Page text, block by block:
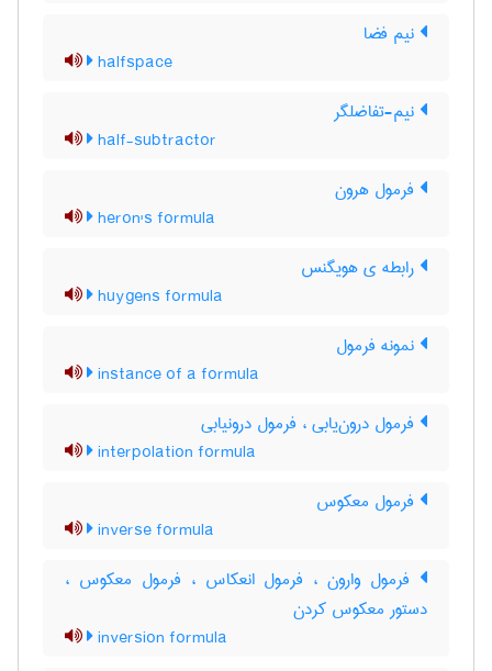
نیم فضا
halfspace
نیم-تفاضلگر
half-subtractor
فرمول هرون
heron's formula
رابطه ی هویگنس
huygens formula
نمونه فرمول
instance of a formula
فرمول درون‌یابی ، فرمول درونیابی
interpolation formula
فرمول معکوس
inverse formula
فرمول وارون ، فرمول انعکاس ، فرمول معکوس ،
دستور معکوس کردن
inversion formula